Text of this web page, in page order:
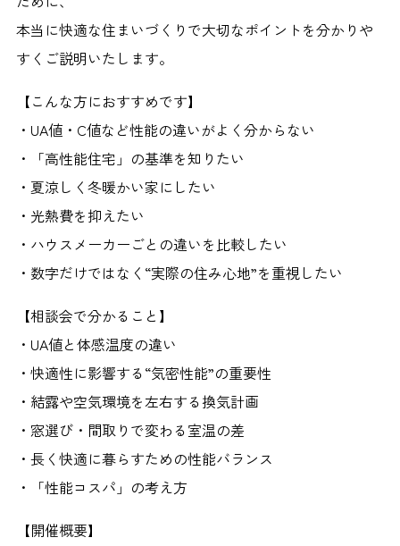
本当に快適な住まいづくりで大切なポイントを分かりや
すくご説明いたします。
【こんな方におすすめです】
・UA値・C値など性能の違いがよく分からない
・「高性能住宅」の基準を知りたい
・夏涼しく冬暖かい家にしたい
・光熱費を抑えたい
・ハウスメーカーごとの違いを比較したい
・数字だけではなく“実際の住み心地”を重視したい
【相談会で分かること】
・UA値と体感温度の違い
・快適性に影響する“気密性能”の重要性
・結露や空気環境を左右する換気計画
・窓選び・間取りで変わる室温の差
・長く快適に暮らすための性能バランス
・「性能コスパ」の考え方
【開催概要】